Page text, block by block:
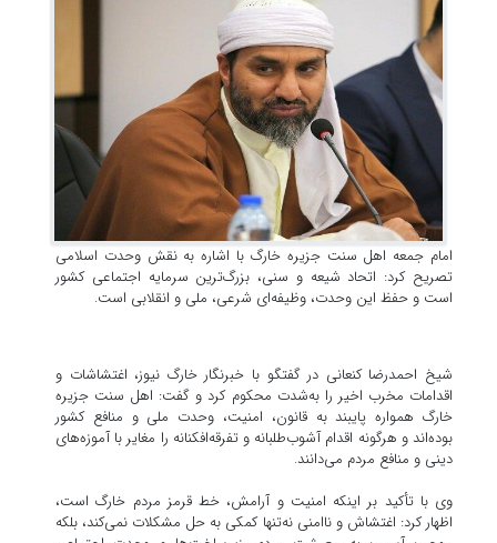
امام جمعه اهل سنت جزیره خارگ با اشاره به نقش وحدت اسلامی
تصریح کرد: اتحاد شیعه و سنی، بزرگ‌ترین سرمایه اجتماعی کشور
است و حفظ این وحدت، وظیفه‌ای شرعی، ملی و انقلابی است.
شیخ احمدرضا کنعانی در گفتگو با خبرنگار خارگ نیوز، اغتشاشات و
اقدامات مخرب اخیر را به‌شدت محکوم کرد و گفت: اهل سنت جزیره
خارگ همواره پایبند به قانون، امنیت، وحدت ملی و منافع کشور
بوده‌اند و هرگونه اقدام آشوب‌طلبانه و تفرقه‌افکنانه را مغایر با آموزه‌های
دینی و منافع مردم می‌دانند.
وی با تأکید بر اینکه امنیت و آرامش، خط قرمز مردم خارگ است،
اظهار کرد: اغتشاش و ناامنی نه‌تنها کمکی به حل مشکلات نمی‌کند، بلکه